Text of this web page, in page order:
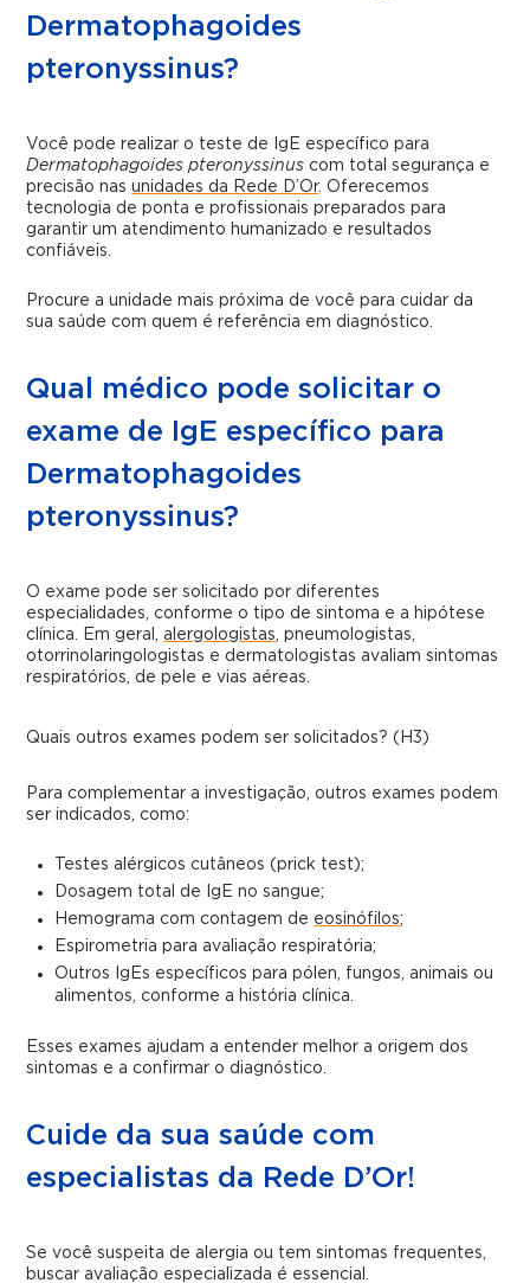
Dermatophagoides
pteronyssinus?
Você pode realizar o teste de IgE específico para
Dermatophagoides pteronyssinus com total segurança e
precisão nasunidades da Rede D’Or. Oferecemos
tecnologia de ponta e profissionais preparados para
garantir um atendimento humanizado e resultados
confiáveis.
Procure a unidade mais próxima de você para cuidar da
sua saúde com quem é referência em diagnóstico.
Qual médico pode solicitar o
exame de IgE específico para
Dermatophagoides
pteronyssinus?
O exame pode ser solicitado por diferentes
especialidades, conforme o tipo de sintoma e a hipótese
clínica. Em geral, alergologistas, pneumologistas,
otorrinolaringologistas e dermatologistas avaliam sintomas
respiratórios, de pele e vias aéreas.
Quais outros exames podem ser solicitados? (H3)
Para complementar a investigação, outros exames podem
ser indicados, como:
Testes alérgicos cutâneos (prick test);
Dosagem total de IgE no sangue;
Hemograma com contagem de eosinófilos;
Espirometria para avaliação respiratória;
Outros IgEs específicos para pólen, fungos, animais ou
alimentos, conforme a história clínica.
Esses exames ajudam a entender melhor a origem dos
sintomas e a confirmar o diagnóstico.
Cuide da sua saúde com
especialistas da Rede D’Or!
Se você suspeita de alergia ou tem sintomas frequentes,
buscar avaliação especializada é essencial.